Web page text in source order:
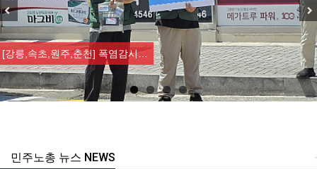
[강릉,속초,원주,춘천] 폭염감시…
주노총 뉴스 NEWS